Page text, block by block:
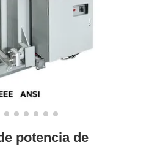
potencia de